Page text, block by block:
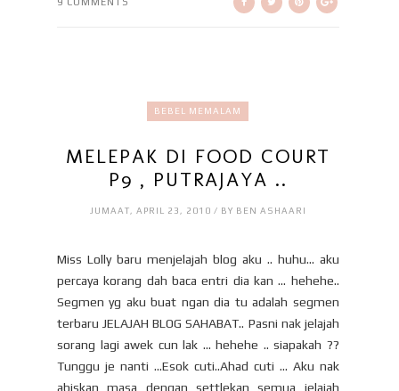
BEBEL MEMALAM
MELEPAK DI FOOD COURT
P9 , PUTRAJAYA ..
JUMAAT, APRIL 23, 2010 / BY BEN ASHAARI
Miss Lolly baru menjelajah blog aku .. huhu... aku
percaya korang dah baca entri dia kan ... hehehe..
Segmen yg aku buat ngan dia tu adalah segmen
terbaru JELAJAH BLOG SAHABAT.. Pasni nak jelajah
sorang lagi awek cun lak ... hehehe .. siapakah ??
Tunggu je nanti ...Esok cuti..Ahad cuti ... Aku nak
abiskan masa dengan settlekan semua jelajah